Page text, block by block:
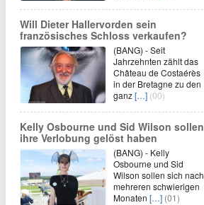
Will Dieter Hallervorden sein
französisches Schloss verkaufen?
(BANG) - Seit
Jahrzehnten zählt das
Château de Costaérès
in der Bretagne zu den
ganz[…] (00)
Kelly Osbourne und Sid Wilson sollen
ihre Verlobung gelöst haben
(BANG) - Kelly
Osbourne und Sid
Wilson sollen sich nach
mehreren schwierigen
Monaten […] (01)